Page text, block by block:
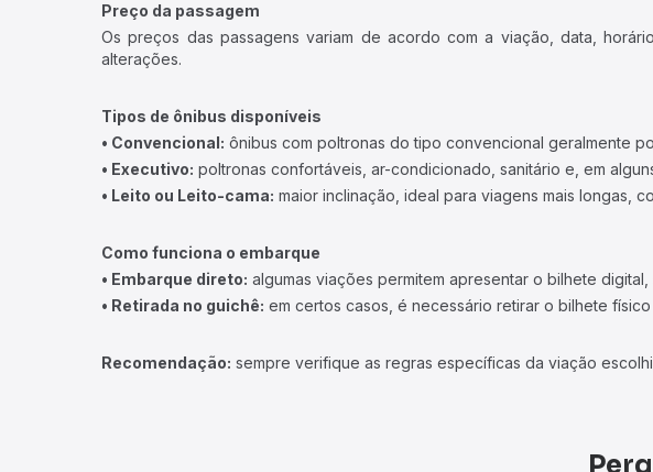
Preço da passagem
Os preços das passagens variam de acordo com a viação, data,
alterações.
Tipos de ônibus disponíveis
• Convencional: ônibus com poltronas do tipo convencional geralmente
• Executivo: poltronas confortáveis, ar-condicionado, sanitário e, em
• Leito ou Leito-cama: maior inclinação, ideal para viagens mais longas,
Como funciona o embarque
• Embarque direto: algumas viações permitem apresentar o bilhete
• Retirada no guichê: em certos casos, é necessário retirar o bilhete
Recomendação: sempre verifique as regras específicas da viação